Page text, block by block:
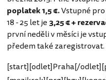
poplatek 1,5 €.Vstupné
18 - 25 let je 3,25 € +
první neděli v měsíci je
předem také
[start][odlet]Praha[/